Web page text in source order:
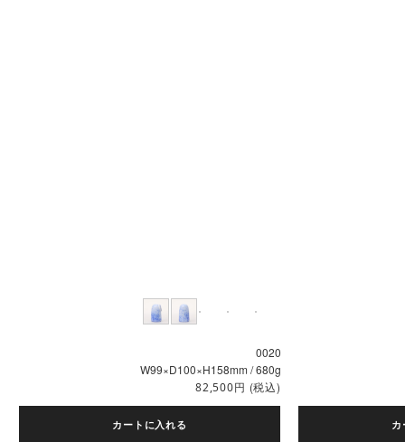
0020
W99×D100×H158mm / 680g
82,500円 (税込)
カートに入れる カ